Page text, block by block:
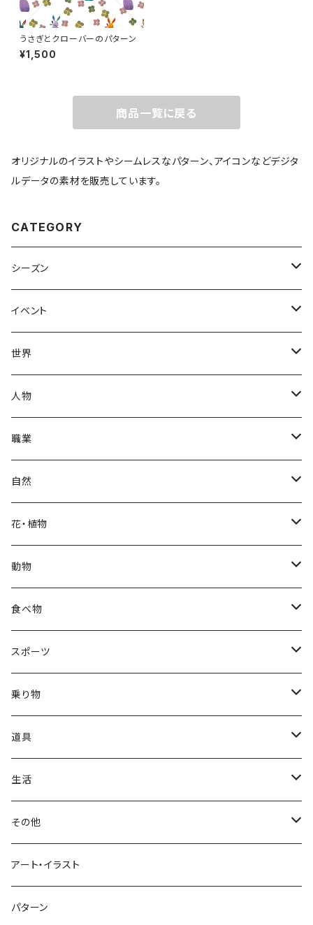
うさぎとクローバーのパターン
¥1,500
商品一覧に戻る
オリジナルのイラストやシームレスなパターン、アイコンなどデジタ
ルデータの素材を販売しています。
CATEGORY
シーズン
春
夏
秋
冬
イベント
出産・育児
母の日
中秋節
クリスマス
福袋
ブラックフライデー
ハロウィン
正月
端午の節句
結婚式
父の日
節分
世界
ハワイアン
パリ
ロシアン
アフリカン
日本
ヨーロッパ
トライバル
中国
北欧
人物
赤ちゃん
女性
男性
子供
サンタクロース
七福神
金太郎
天使
シニア
おばけ
スケルトン
ジャックオランタン
職業
医者
自然
海
雲
星
雫
貝殻
山
木
川
月
太陽
花・植物
カーネーション
梅
桜
プルメリア
野バラ
牡丹
ひまわり
ハイビスカス
やしの木
動物
ネコ
ウマ
サイ
チンパンジー
トリ
ツル
カモメ
サカナ
イワシ
トラ
ウサギ
食べ物
スイーツ
かき氷
アイス
フルーツ
スイカ
イチゴ
和食
お雑煮
鏡餅
野菜
ナス
トマト
飲み物
ビール
ソーダ
洋食
カレー
スポーツ
相撲
乗り物
車
道具
ファッション
サングラス
ビーチサンダル
文房具
はさみ
おりがみ
コスメ
遊具
生活
花粉症
風邪
ビジネス
その他
ハート
デジタル
アート・イラスト
パターン